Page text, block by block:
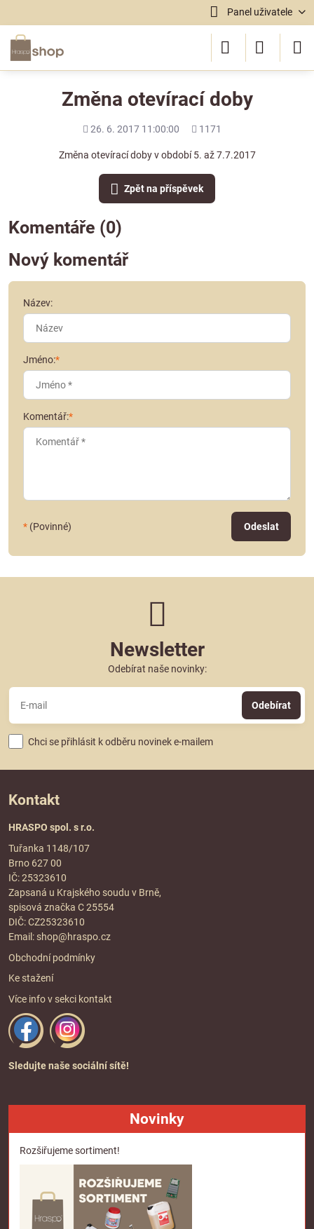
Panel uživatele
Změna otevírací doby
Přidáno
26. 6. 2017 11:00:00
Počet
1171
Změna otevírací doby v období 5. až 7.7.2017
Zpět na příspěvek
Komentáře (0)
Nový komentář
Název:
Jméno:*
Komentář:*
* (Povinné) Odeslat
Newsletter
Odebírat naše novinky:
Odebírat
Chci se přihlásit k odběru novinek e-mailem
Kontakt
HRASPO spol. s r.o.
Tuřanka 1148/107
Brno 627 00
IČ: 25323610
Zapsaná u Krajského soudu v Brně,
spisová značka C 25554
DIČ: CZ25323610
Email: shop@hraspo.cz
Obchodní podmínky
Ke stažení
Více info v sekci kontakt
Sledujte naše sociální sítě!
Novinky
Rozšiřujeme sortiment!